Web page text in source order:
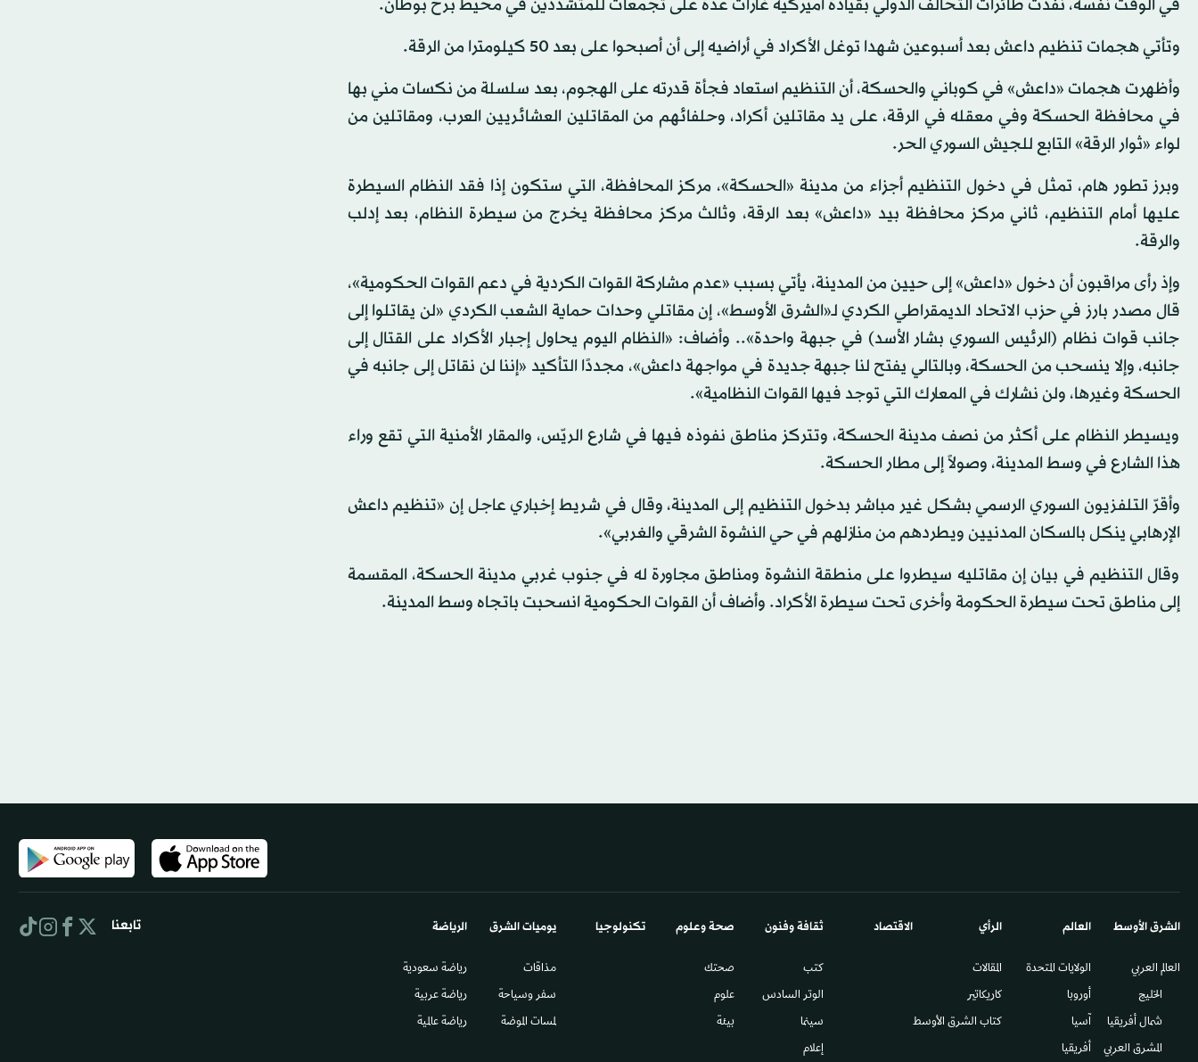
في الوقت نفسه، نفذت طائرات التحالف الدولي بقيادة أميركية غارات عدة على تجمعات للمتشددين في محيط برخ بوطان.
وتأتي هجمات تنظيم داعش بعد أسبوعين شهدا توغل الأكراد في أراضيه إلى أن أصبحوا على بعد 50 كيلومترا من الرقة.
وأظهرت هجمات «داعش» في كوباني والحسكة، أن التنظيم استعاد فجأة قدرته على الهجوم، بعد سلسلة من نكسات مني بها
في محافظة الحسكة وفي معقله في الرقة، على يد مقاتلين أكراد، وحلفائهم من المقاتلين العشائريين العرب، ومقاتلين من
لواء «ثوار الرقة» التابع للجيش السوري الحر.
وبرز تطور هام، تمثل في دخول التنظيم أجزاء من مدينة «الحسكة»، مركز المحافظة، التي ستكون إذا فقد النظام السيطرة
عليها أمام التنظيم، ثاني مركز محافظة بيد «داعش» بعد الرقة، وثالث مركز محافظة يخرج من سيطرة النظام، بعد إدلب
والرقة.
وإذ رأى مراقبون أن دخول «داعش» إلى حيين من المدينة، يأتي بسبب «عدم مشاركة القوات الكردية في دعم القوات الحكومية»،
قال مصدر بارز في حزب الاتحاد الديمقراطي الكردي لـ«الشرق الأوسط»، إن مقاتلي وحدات حماية الشعب الكردي «لن يقاتلوا إلى
جانب قوات نظام (الرئيس السوري بشار الأسد) في جبهة واحدة».. وأضاف: «النظام اليوم يحاول إجبار الأكراد على القتال إلى
جانبه، وإلا ينسحب من الحسكة، وبالتالي يفتح لنا جبهة جديدة في مواجهة داعش»، مجددًا التأكيد «إننا لن نقاتل إلى جانبه في
الحسكة وغيرها، ولن نشارك في المعارك التي توجد فيها القوات النظامية».
ويسيطر النظام على أكثر من نصف مدينة الحسكة، وتتركز مناطق نفوذه فيها في شارع الريّس، والمقار الأمنية التي تقع وراء
هذا الشارع في وسط المدينة، وصولاً إلى مطار الحسكة.
وأقرّ التلفزيون السوري الرسمي بشكل غير مباشر بدخول التنظيم إلى المدينة، وقال في شريط إخباري عاجل إن «تنظيم داعش
الإرهابي ينكل بالسكان المدنيين ويطردهم من منازلهم في حي النشوة الشرقي والغربي».
وقال التنظيم في بيان إن مقاتليه سيطروا على منطقة النشوة ومناطق مجاورة له في جنوب غربي مدينة الحسكة، المقسمة
إلى مناطق تحت سيطرة الحكومة وأخرى تحت سيطرة الأكراد. وأضاف أن القوات الحكومية انسحبت باتجاه وسط المدينة.
الشرق الأوسط​
العالم العربي
الخليج
شمال أفريقيا
المشرق العربي
العالم
الولايات المتحدة
أوروبا
آسيا
أفريقيا
الرأي
المقالات
كاريكاتير
كتاب الشرق الأوسط
الاقتصاد ثقافة وفنون
كتب
الوتر السادس​
سينما
إعلام
صحة وعلوم
صحتك
علوم
بيئة
تكنولوجيا يوميات الشرق​
مذاقات
سفر وسياحة
لمسات الموضة
الرياضة
رياضة سعودية
رياضة عربية
رياضة عالمية
تابعنا